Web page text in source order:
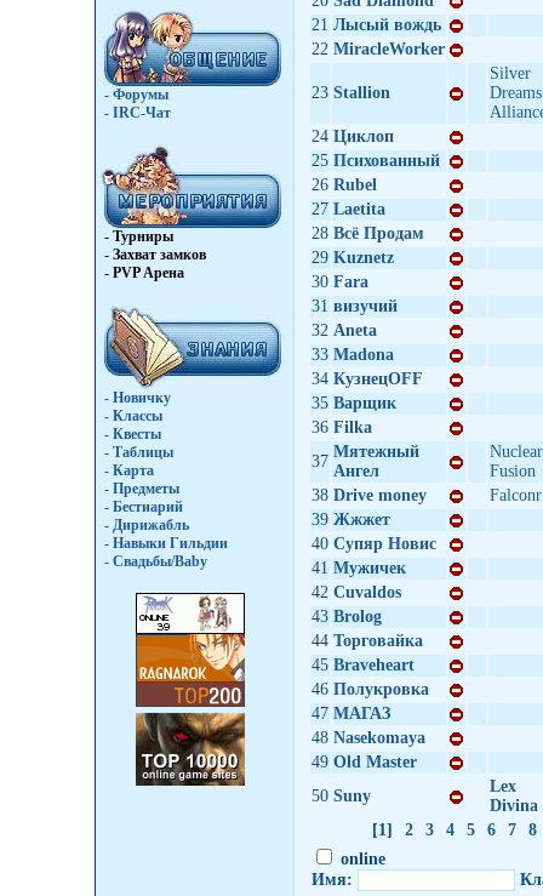
- Форумы
- IRC-Чат
- Турниры
- Захват замков
- PVP Арена
- Новичку
- Классы
- Квесты
- Таблицы
- Карта
- Предметы
- Бестиарий
- Дирижабль
- Навыки Гильдии
- Свадьбы/Baby
21 Лысый вождь
22 MiracleWorker
23 Stallion
Silver
Dreams
24 Циклоп
25 Психованный
26 Rubel
27 Laetita
28 Всё Продам
29 Kuznetz
30 Fara
31 визучий
32 Aneta
33 Madona
34 КузнецOFF
35 Вaрщик
36 Filka
37
Мятежный
Ангел
Nuclear
Fusion
38 Drive money
Falconr
39 Жжжет
40 Супяр Новис
41 Мужичек
42 Cuvaldos
43 Brolog
44 Торговайка
45 Braveheart
46 Полукровка
47 МАГАЗ
48 Nasekomaya
49 Оld Master
50 Suny
Lex
Divina
[1]
2 3 4 5 6 7
8
online
Имя: